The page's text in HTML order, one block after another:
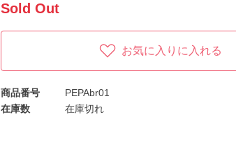
Sold Out
お気に入りに入れる
商品番号
PEPAbr01
在庫数
在庫切れ